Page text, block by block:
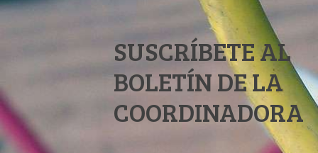
SUSCRÍBETE AL
BOLETÍN DE LA
COORDINADORA